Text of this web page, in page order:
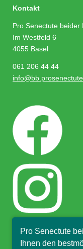
Kontakt
Pro Senectute beider
Im Westfeld 6
4055 Basel
061 206 44 44
Pro Senectute
Ihnen den